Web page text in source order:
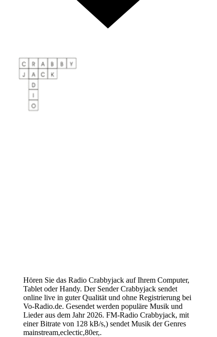
Hören Sie das Radio Crabbyjack auf Ihrem Computer,
Tablet oder Handy. Der Sender Crabbyjack sendet
online live in guter Qualität und ohne Registrierung bei
Vo-Radio.de. Gesendet werden populäre Musik und
Lieder aus dem Jahr 2026. FM-Radio Crabbyjack, mit
einer Bitrate von 128 kB/s,) sendet Musik der Genres
mainstream,eclectic,80er,.